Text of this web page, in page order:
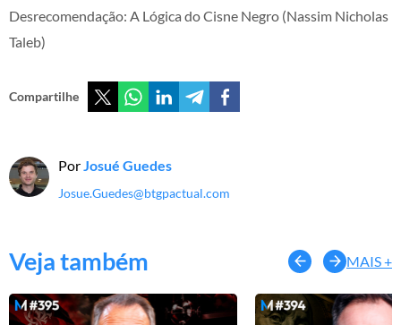
Desrecomendação: A Lógica do Cisne Negro (Nassim Nicholas
Taleb)
Compartilhe
PorJosué Guedes
Josue.Guedes@btgpactual.com
Veja também MAIS +